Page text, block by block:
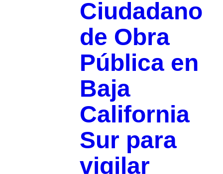
Ciudadano
de Obra
Pública en
Baja
California
Sur para
vigilar